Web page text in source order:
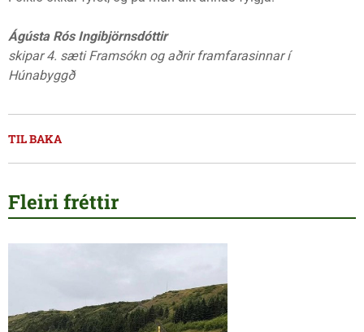
Ágústa Rós Ingibjörnsdóttir
skipar 4. sæti Framsókn og aðrir framfarasinnar í
Húnabyggð
TIL BAKA
Fleiri fréttir